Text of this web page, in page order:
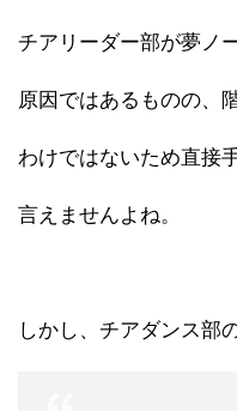
チアリーダー部が夢ノ
原因ではあるものの、
わけではないため直接
言えませんよね。
しかし、チアダンス部